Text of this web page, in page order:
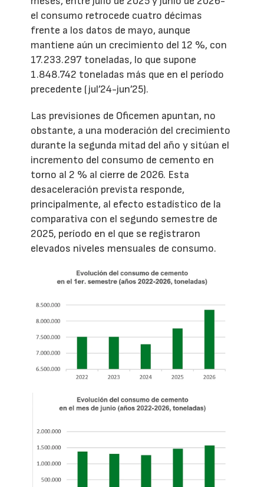
el consumo retrocede cuatro décimas
frente a los datos de mayo, aunque
mantiene aún un crecimiento del 12 %, con
17.233.297 toneladas, lo que supone
1.848.742 toneladas más que en el período
precedente (jul’24-jun’25).
Las previsiones de Oficemen apuntan, no
obstante, a una moderación del crecimiento
durante la segunda mitad del año y sitúan el
incremento del consumo de cemento en
torno al 2 % al cierre de 2026. Esta
desaceleración prevista responde,
principalmente, al efecto estadístico de la
comparativa con el segundo semestre de
2025, período en el que se registraron
elevados niveles mensuales de consumo.